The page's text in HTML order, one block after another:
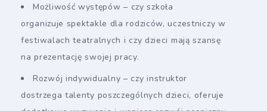
Możliwość występów – czy szkoła
organizuje spektakle dla rodziców, uczestniczy w
festiwalach teatralnych i czy dzieci mają szansę
na prezentację swojej pracy.
Rozwój indywidualny – czy instruktor
dostrzega talenty poszczególnych dzieci, oferuje